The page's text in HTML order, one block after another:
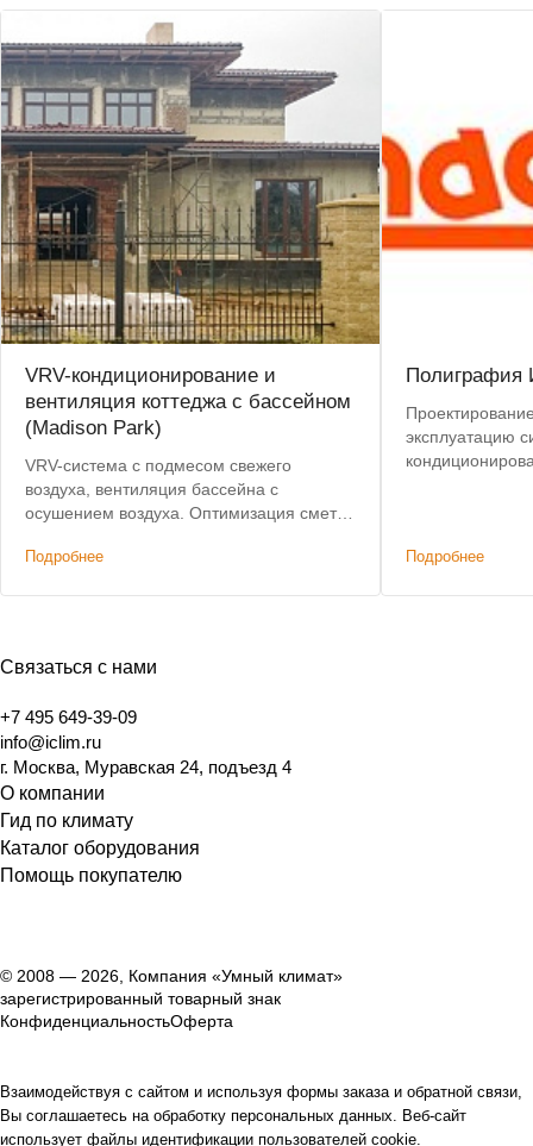
VRV-кондиционирование и
вентиляция коттеджа с бассейном
(Madison Park)
VRV-система с подмесом свежего
воздуха, вентиляция бассейна с
осушением воздуха. Оптимизация сметы
Подробнее
Полиграфия
эксплуатацию
Подробнее
Связаться с нами
+7 495 649-39-09
info@iclim.ru
г. Москва, Муравская 24, подъезд 4
О компании
Гид по климату
Каталог оборудования
Помощь покупателю
© 2008 — 2026, Компания «Умный климат»
зарегистрированный товарный знак
КонфиденциальностьОферта
Взаимодействуя с сайтом и используя формы заказа и обратной связи,
Вы соглашаетесь на обработку персональных данных. Веб-сайт
использует файлы идентификации пользователей cookie.